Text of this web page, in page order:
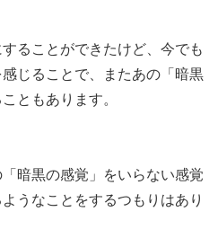
ることができたけど、今でも
じることで、またあの「暗黒
ともあります。
暗黒の感覚」をいらない感覚
うなことをするつもりはあり